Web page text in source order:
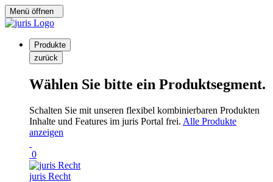
Menü öffnen
Produkte
zurück
Wählen Sie bitte ein Produktsegment.
Schalten Sie mit unseren flexibel kombinierbaren Produkten
Inhalte und Features im juris Portal frei. Alle Produkte
anzeigen
0
juris Recht